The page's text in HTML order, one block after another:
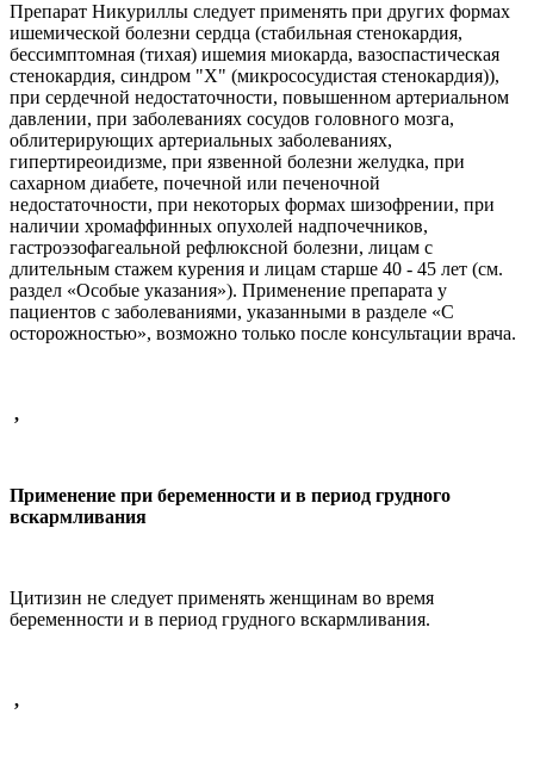
Препарат Никуриллы следует применять при других формах
ишемической болезни сердца (стабильная стенокардия,
бессимптомная (тихая) ишемия миокарда, вазоспастическая
стенокардия, синдром "X" (микрососудистая стенокардия)),
при сердечной недостаточности, повышенном артериальном
давлении, при заболеваниях сосудов головного мозга,
облитерирующих артериальных заболеваниях,
гипертиреоидизме, при язвенной болезни желудка, при
сахарном диабете, почечной или печеночной
недостаточности, при некоторых формах шизофрении, при
наличии хромаффинных опухолей надпочечников,
гастроэзофагеальной рефлюксной болезни, лицам с
длительным стажем курения и лицам старше 40 - 45 лет (см.
раздел «Особые указания»). Применение препарата у
пациентов с заболеваниями, указанными в разделе «С
осторожностью», возможно только после консультации врача.
,
Применение при беременности и в период грудного
вскармливания
Цитизин не следует применять женщинам во время
беременности и в период грудного вскармливания.
,